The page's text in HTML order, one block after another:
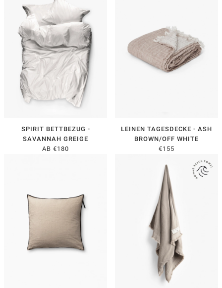
SPIRIT BETTBEZUG -
SAVANNAH GREIGE
AB €180
LEINEN TAGESDECKE - ASH
BROWN/OFF WHITE
€155